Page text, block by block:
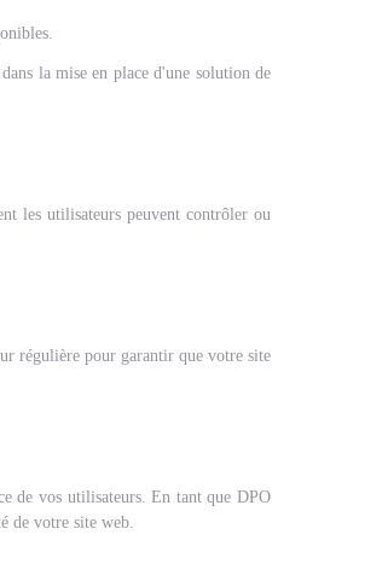
la mise en place d'une solution de
les utilisateurs peuvent contrôler ou
régulière pour garantir que votre site
de vos utilisateurs. En tant que DPO
de votre site web.